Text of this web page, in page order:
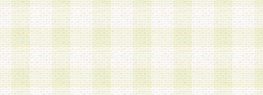
権者による承認手続きを行うものとします。
第3条 会員の登録方法
1.会員登録手続きは、会員登録希望者本人が行う
る登録は一切認められないものとします。
2.会員登録希望者は、本規約に同意の後、当社指